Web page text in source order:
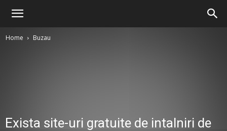
Home Buzau
Exista site-uri gratuite de intalniri de